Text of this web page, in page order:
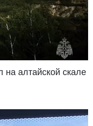
на алтайской скале